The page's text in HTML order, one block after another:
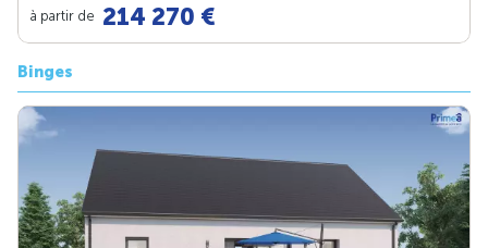
à partir de 214 270 €
Binges